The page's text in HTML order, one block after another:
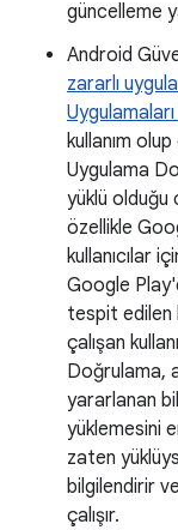
güncelleme
Android
zararlı
kullanım
Uygulama
yüklü olduğu
özellikle
kullanıcılar
Google
tespit edilen
çalışan
Doğrulama,
yararlanan
yüklemesini
zaten
bilgilendirir
çalışır.